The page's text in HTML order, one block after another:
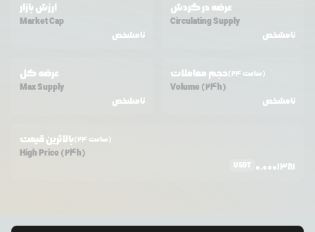
ارزش بازار
Market Cap
نامشخص
عرضه در گردش
Circulating Supply
نامشخص
عرضه کل
Max Supply
نامشخص
حجم معاملات (24 ساعت)
Volume (24h)
نامشخص
بالاترین قیمت (24 ساعت)
High Price (24h)
USDT 0.0001381